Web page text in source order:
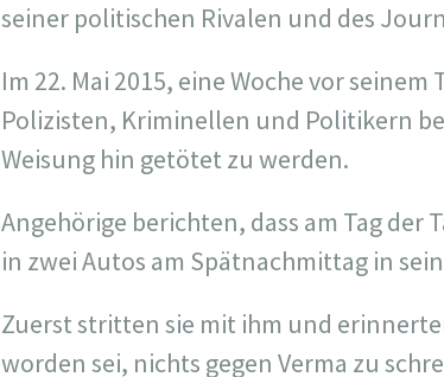
seiner politischen Rivalen und des
Im 22. Mai 2015, eine Woche vor
Polizisten, Kriminellen und Politikern
Weisung hin getötet zu werden.
Angehörige berichten, dass am Tag der
in zwei Autos am Spätnachmittag in
Zuerst stritten sie mit ihm und
worden sei, nichts gegen Verma zu